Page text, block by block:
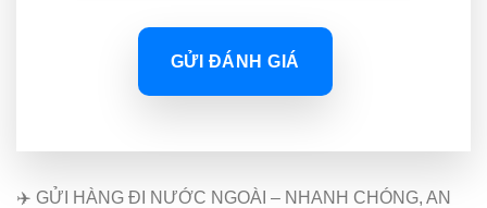
GỬI ĐÁNH GIÁ
✈️ GỬI HÀNG ĐI NƯỚC NGOÀI – NHANH CHÓNG, AN